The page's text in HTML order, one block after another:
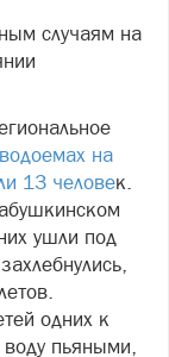
случаям на
на
13 человек.
ушли под
одних к
пьяными,